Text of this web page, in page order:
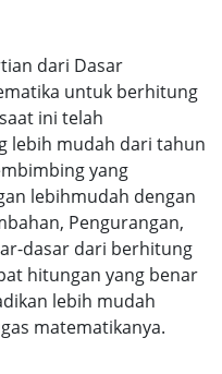
dari Dasar
untuk berhitung
ini telah
lebih mudah dari tahun
yang
lebihmudah dengan
Pengurangan,
dasar dari berhitung
hitungan yang benar
lebih mudah
matematikanya.